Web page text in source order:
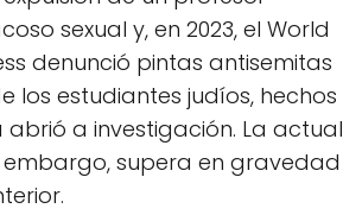
sexual y, en 2023, el World
denunció pintas antisemitas
los estudiantes judíos, hechos
a investigación. La actual
embargo, supera en gravedad